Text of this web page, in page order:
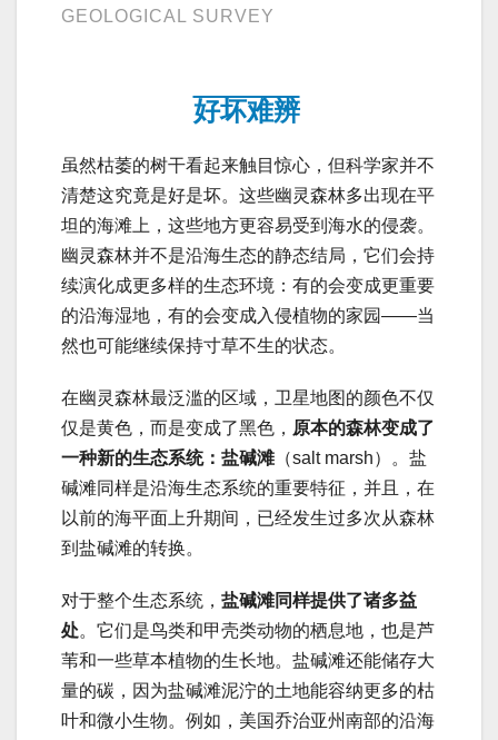
GEOLOGICAL SURVEY
好坏难辨
虽然枯萎的树干看起来触目惊心，但科学家并不
清楚这究竟是好是坏。这些幽灵森林多出现在平
坦的海滩上，这些地方更容易受到海水的侵袭。
幽灵森林并不是沿海生态的静态结局，它们会持
续演化成更多样的生态环境：有的会变成更重要
的沿海湿地，有的会变成入侵植物的家园——当
然也可能继续保持寸草不生的状态。
在幽灵森林最泛滥的区域，卫星地图的颜色不仅
仅是黄色，而是变成了黑色， 原本的森林变成了
一种新的生态系统：盐碱滩 （salt marsh）。盐
碱滩同样是沿海生态系统的重要特征，并且，在
以前的海平面上升期间，已经发生过多次从森林
到盐碱滩的转换。
对于整个生态系统， 盐碱滩同样提供了诸多益
处。它们是鸟类和甲壳类动物的栖息地，也是芦
苇和一些草本植物的生长地。盐碱滩还能储存大
量的碳，因为盐碱滩泥泞的土地能容纳更多的枯
叶和微小生物。例如，美国乔治亚州南部的沿海